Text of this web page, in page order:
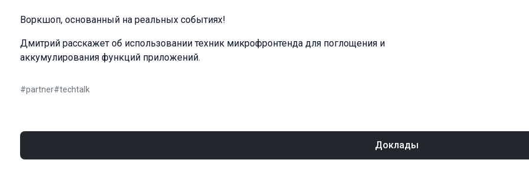
Воркшоп, основанный на реальных событиях!
Дмитрий расскажет об использовании техник микрофронтенда для поглощения и
аккумулирования функций приложений.
#partner#techtalk
Доклады